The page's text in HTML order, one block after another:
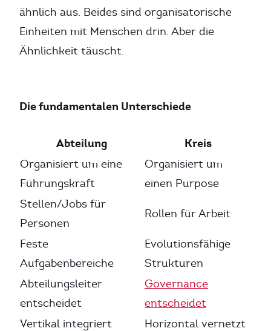
ähnlich aus. Beides sind organisatorische
Einheiten mit Menschen drin. Aber die
Ähnlichkeit täuscht.
Die fundamentalen Unterschiede
Abteilung Kreis
Organisiert um eine
Führungskraft
Organisiert um
einen Purpose
Stellen/Jobs für
Personen
Rollen für Arbeit
Feste
Aufgabenbereiche
Evolutionsfähige
Strukturen
Abteilungsleiter
entscheidet
Governance
entscheidet
Vertikal integriert
Horizontal vernetzt